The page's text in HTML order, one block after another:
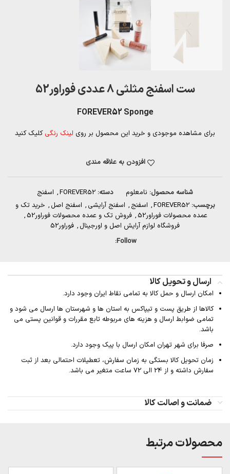
ست اسفنج مثلثی 8 عددی فوراور52
FOREVER52 Sponge
برای مشاهده موجودی و خرید این محصول بر روی لینک رنگی کلیک کنید
افزودن به علاقه مندی
شناسه محصول: نامعلوم دسته: FOREVER52
, اسفنج
برچسب: FOREVER52
, اسفنج , اسفنج آرایشی , اسفنج اصل , خرید تک و
عمده محصولات فوراور52
, فروش تک و عمده محصولات فوراور52
,
فروشگاه لوازم آرایش اصل و اورجینال , فوراور52
Follow:
ارسال و تحویل کالا
امکان ارسال و حمل کالا به تمامی نقاط ایران وجود دارد.
کالاها از طریق پست و تیپاکس به استان ها و شهرستان ها ارسال می شود و
تمامی ضوابط ارسال و هزینه های مربوطه تابع مقررات و قوانین پستی می
باشد.
صرفا برای شهر تهران امکان ارسال با پیک وجود دارد.
زمان تحویل کالا بستگی به زمان سفارش، تعطیلات احتمالی بعد از ثبت
سفارش داشته و از 24 الی 72 ساعت متغیر می باشد.
ضمانت و اصالت کالا
محصولات مرتبط